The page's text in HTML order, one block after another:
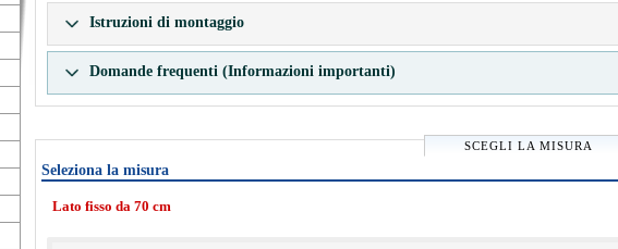
Istruzioni di montaggio
Domande frequenti (Informazioni importanti)
SCEGLI LA MISURA
Seleziona la misura
Lato fisso da 70 cm